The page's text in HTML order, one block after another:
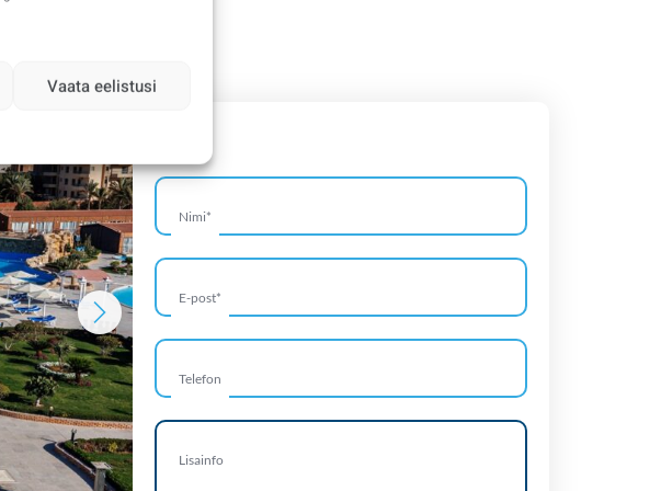
Vaata eelistusi
Saada meile hotelli päring
Nimi*
E-post*
Telefon
Lisainfo